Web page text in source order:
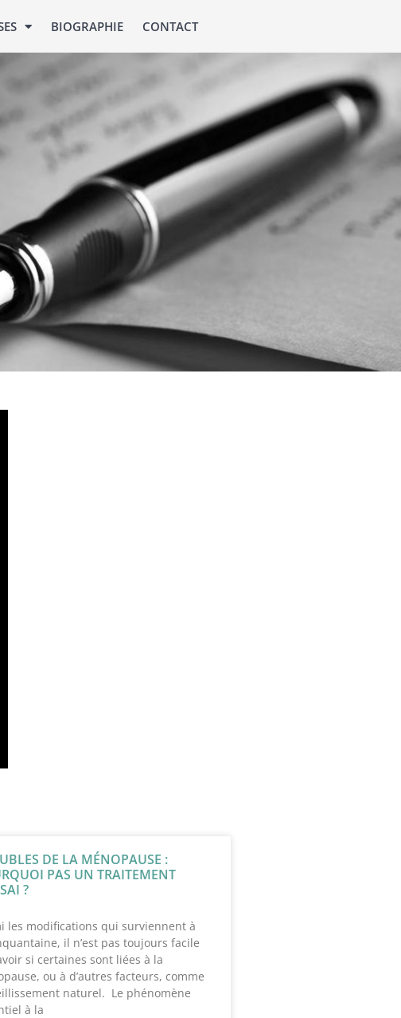
BIOGRAPHIE CONTACT
DE LA MÉNOPAUSE :
PAS UN TRAITEMENT
?
les modifications qui surviennent à
il n’est pas toujours facile
si certaines sont liées à la
ou à d’autres facteurs, comme
naturel. Le phénomène
à la